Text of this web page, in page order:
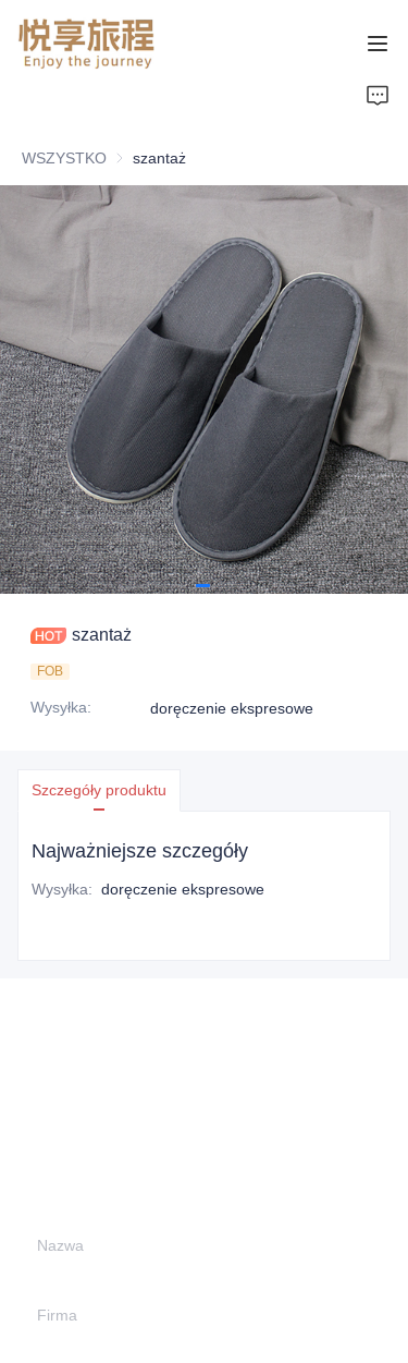
WSZYSTKO szantaż
szantaż
FOB
Wysyłka: doręczenie ekspresowe
Szczegóły produktu
Najważniejsze szczegóły
Wysyłka: doręczenie ekspresowe
Nazwa
Firma
产品页